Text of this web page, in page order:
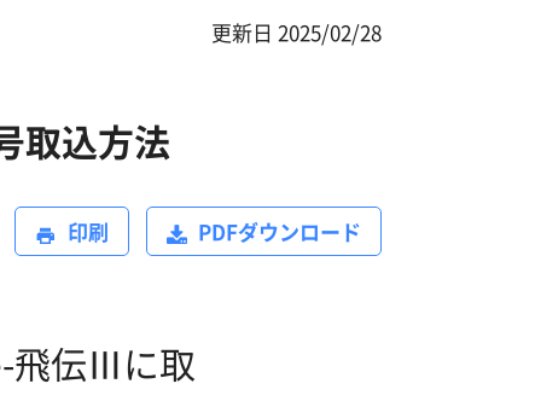
更新日 2025/02/28
取込方法
印刷 PDFダウンロード
飛伝Ⅲに取